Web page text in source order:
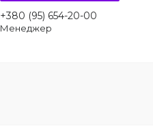
+380 (95) 654-20-00
Менеджер